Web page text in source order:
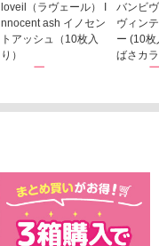
loveil（ラヴェール） I
nnocent ash イノセン
トアッシュ（10枚入
り）
1,760円
バンビ
ヴィン
ー (10
ばさカ
1,848